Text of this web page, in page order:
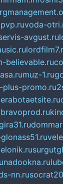
voda-
avgust.ru
believable.ru
muz-1.ru
plus-promo.ru
bravoprod.ru
nadookna.ru
nn.ru